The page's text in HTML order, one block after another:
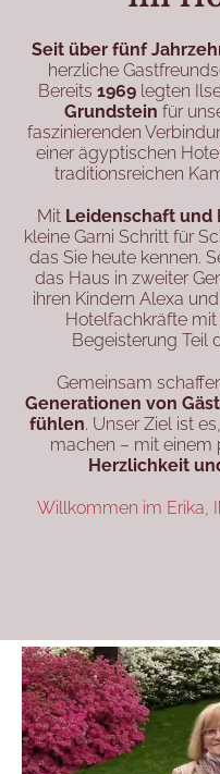
Seit über fünf
herzliche
Bereits 1969legten
Grundstein für
faszinierenden
einer ägyptischen
traditionsreichen
Mit Leidenschaft und
kleine Garni Schritt für
das Sie heute kennen.
das Haus in zweiter
ihren Kindern Alexa
Hotelfachkräfte
Begeisterung Teil
Gemeinsam
Generationen von
fühlen. Unser Ziel ist
machen – mit einem
Herzlichkeit
Willkommen im Erika,